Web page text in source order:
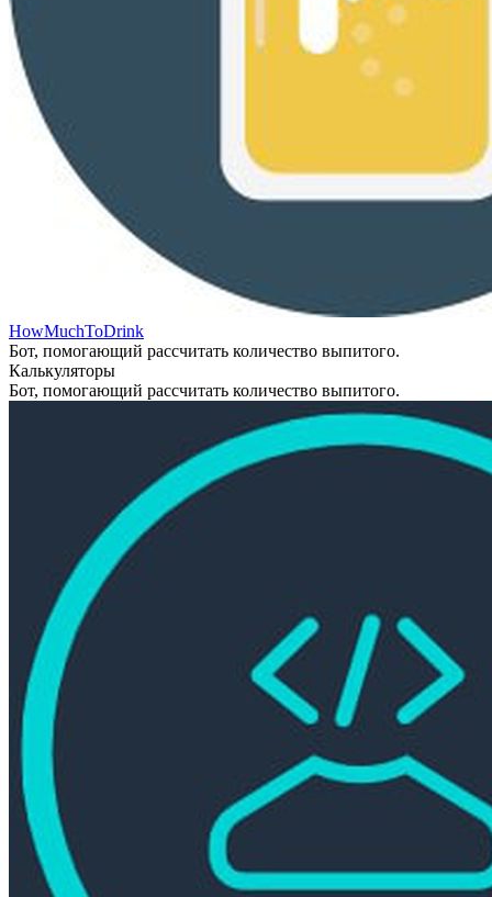
HowMuchToDrink
Бот, помогающий рассчитать количество выпитого.
Калькуляторы
Бот, помогающий рассчитать количество выпитого.